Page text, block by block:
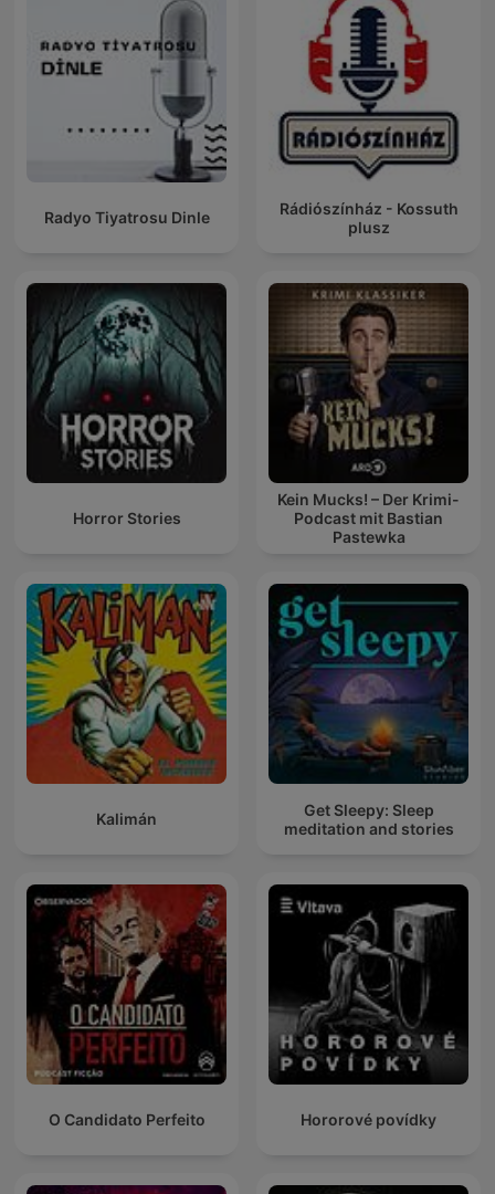
Radyo Tiyatrosu Dinle
Rádiószínház - Kossuth
plusz
Horror Stories
Kein Mucks! – Der Krimi-
Podcast mit Bastian
Pastewka
Kalimán
Get Sleepy: Sleep
meditation and stories
O Candidato Perfeito Hororové povídky